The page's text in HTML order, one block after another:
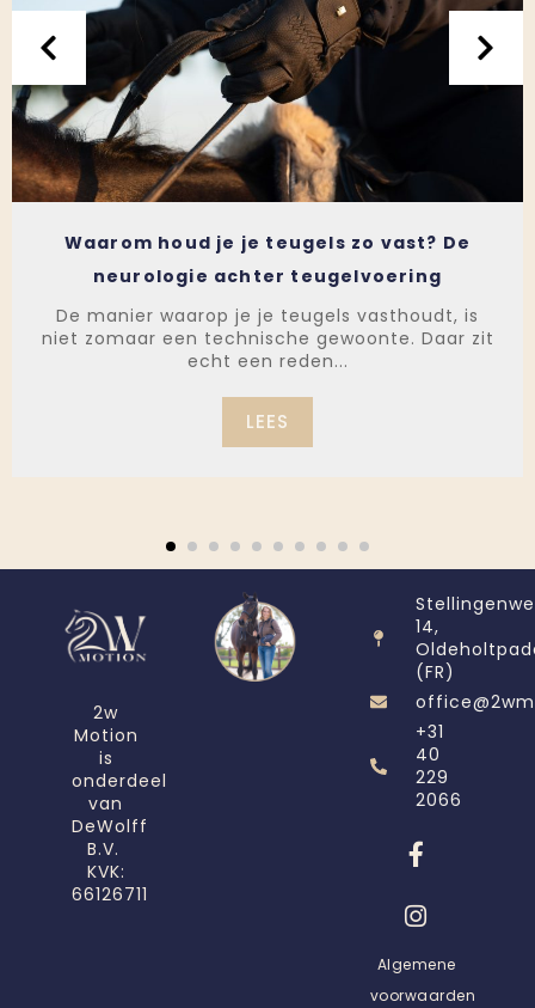
Waarom houd je je teugels zo vast? De
neurologie achter teugelvoering
De manier waarop je je teugels vasthoudt, is
niet zomaar een technische gewoonte. Daar zit
echt een reden...
LEES
2w
Motion
is
onderdeel
van
DeWolff
B.V.
KVK:
66126711
14,
(FR)
+31
40
229
2066
Algemene
voorwaarden